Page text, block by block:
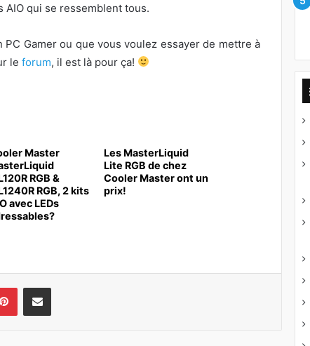
qui se ressemblent tous.
Gamer ou que vous voulez essayer de mettre à
le forum, il est là pour ça!
Master
RGB &
RGB, 2 kits
avec LEDs
Les MasterLiquid
Lite RGB de chez
Cooler Master ont un
prix!
PinterestPargater via Email